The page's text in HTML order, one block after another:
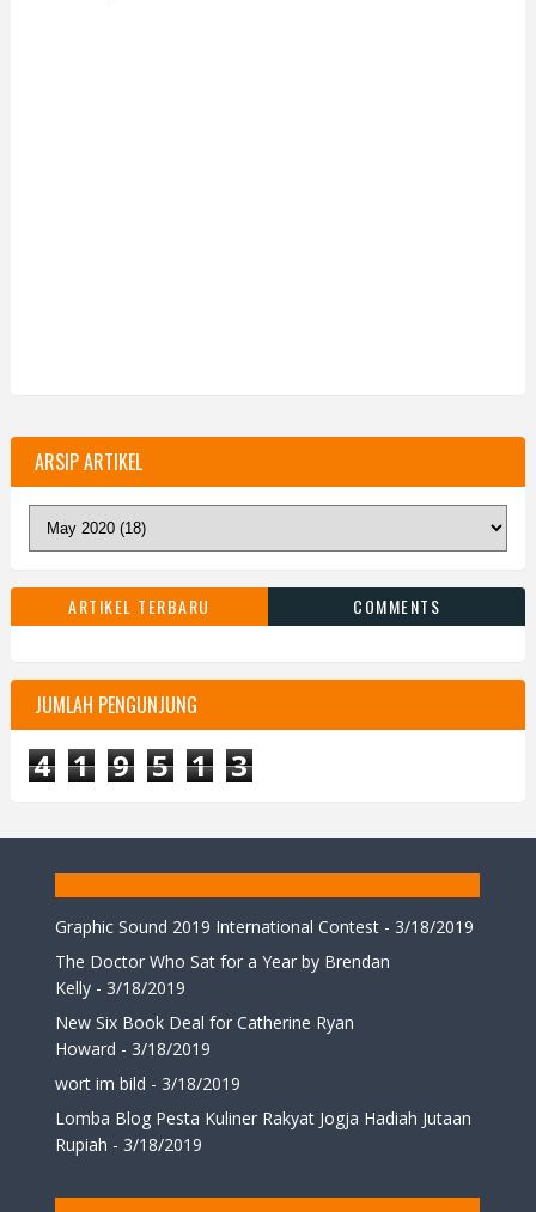
ARSIP ARTIKEL
ARTIKEL TERBARU COMMENTS
JUMLAH PENGUNJUNG
4 1 9 5 1 3
Graphic Sound 2019 International Contest - 3/18/2019
The Doctor Who Sat for a Year by Brendan
Kelly - 3/18/2019
New Six Book Deal for Catherine Ryan
Howard - 3/18/2019
wort im bild - 3/18/2019
Lomba Blog Pesta Kuliner Rakyat Jogja Hadiah Jutaan
Rupiah - 3/18/2019